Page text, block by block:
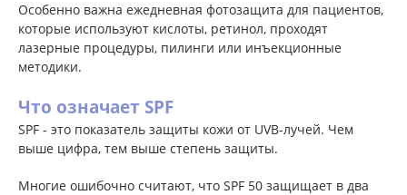
Особенно важна ежедневная фотозащита для пациентов,
которые используют кислоты, ретинол, проходят
лазерные процедуры, пилинги или инъекционные
методики.
Что означает SPF
SPF - это показатель защиты кожи от UVB-лучей. Чем
выше цифра, тем выше степень защиты.
Многие ошибочно считают, что SPF 50 защищает в два